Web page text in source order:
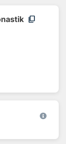
content_copy